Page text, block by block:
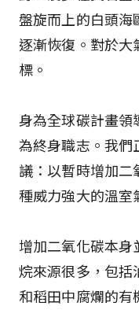
盤旋而上的白頭海
逐漸恢復。對於大
標。
身為全球碳計畫領
為終身職志。我們
議：以暫時增加
種威力強大的溫室
增加二氧化碳本身
烷來源很多，包括
和稻田中腐爛的